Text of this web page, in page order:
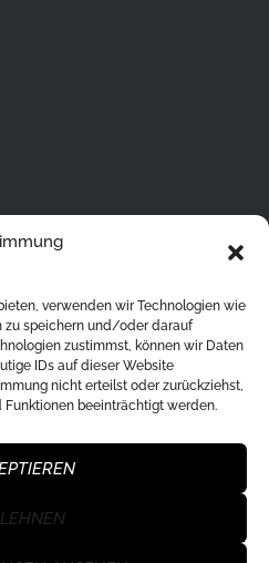
verwenden wir Technologien wie
zu speichern und/oder darauf
zustimmst, können wir Daten
IDs auf dieser Website
nicht erteilst oder zurückziehst,
beeinträchtigt werden.